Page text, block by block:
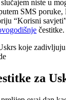
niste u
SMS poruke,
“Korisni
za